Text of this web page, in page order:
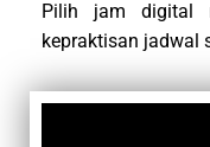
Pilih jam digital
kepraktisan jadwal